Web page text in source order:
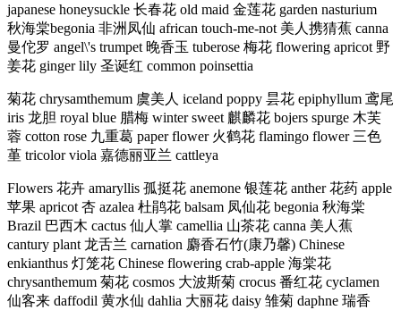
japanese honeysuckle 长春花 old maid 金莲花 garden nasturium
秋海棠begonia 非洲凤仙 african touch-me-not 美人携猜蕉 canna
曼佗罗 angel\'s trumpet 晚香玉 tuberose 梅花 flowering apricot 野
姜花 ginger lily 圣诞红 common poinsettia
菊花 chrysamthemum 虞美人 iceland poppy 昙花 epiphyllum 鸢尾
iris 龙胆 royal blue 腊梅 winter sweet 麒麟花 bojers spurge 木芙
蓉 cotton rose 九重葛 paper flower 火鹤花 flamingo flower 三色
堇 tricolor viola 嘉德丽亚兰 cattleya
Flowers 花卉 amaryllis 孤挺花 anemone 银莲花 anther 花药 apple
苹果 apricot 杏 azalea 杜鹃花 balsam 凤仙花 begonia 秋海棠
Brazil 巴西木 cactus 仙人掌 camellia 山茶花 canna 美人蕉
cantury plant 龙舌兰 carnation 麝香石竹(康乃馨) Chinese
enkianthus 灯笼花 Chinese flowering crab-apple 海棠花
chrysanthemum 菊花 cosmos 大波斯菊 crocus 番红花 cyclamen
仙客来 daffodil 黄水仙 dahlia 大丽花 daisy 雏菊 daphne 瑞香